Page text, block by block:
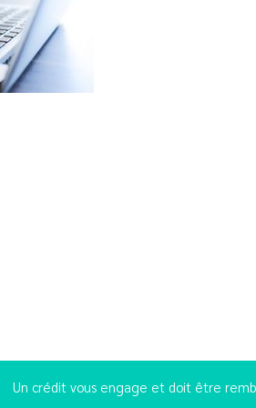
Un crédit vous engage et doit être